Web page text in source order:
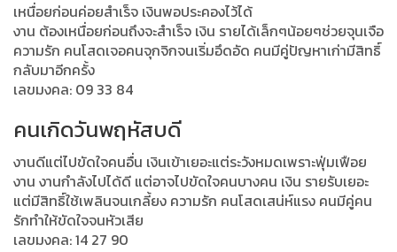
เหนื่อยก่อนค่อยสำเร็จ เงินพอประคองไว้ได้
งาน ต้องเหนื่อยก่อนถึงจะสำเร็จ เงิน รายได้เล็กๆน้อยๆช่วยจุนเจือ
ความรัก คนโสดเจอคนจุกจิกจนเริ่มอึดอัด คนมีคู่ปัญหาเก่ามีสิทธิ์
กลับมาอีกครั้ง
เลขมงคล: 09 33 84
คนเกิดวันพฤหัสบดี
งานดีแต่ไปขัดใจคนอื่น เงินเข้าเยอะแต่ระวังหมดเพราะฟุ่มเฟือย
งาน งานกำลังไปได้ดี แต่อาจไปขัดใจคนบางคน เงิน รายรับเยอะ
แต่มีสิทธิ์ใช้เพลินจนเกลี้ยง ความรัก คนโสดเสน่ห์แรง คนมีคู่คน
รักทำให้ขัดใจจนหัวเสีย
เลขมงคล: 14 27 90